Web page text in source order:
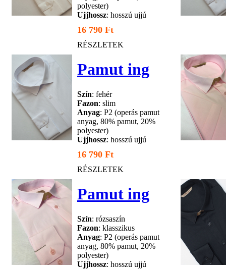
polyester)
Ujjhossz: hosszú ujjú
16 790 Ft
RÉSZLETEK
Pamut ing
Szín: fehér
Fazon: slim
Anyag: P2 (operás pamut
anyag, 80% pamut, 20%
polyester)
Ujjhossz: hosszú ujjú
16 790 Ft
RÉSZLETEK
Pamut ing
Szín: rózsaszín
Fazon: klasszikus
Anyag: P2 (operás pamut
anyag, 80% pamut, 20%
polyester)
Ujjhossz: hosszú ujjú